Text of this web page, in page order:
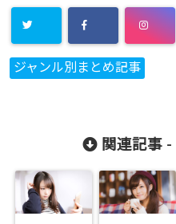
ジャンル別まとめ記事
関連記事 -